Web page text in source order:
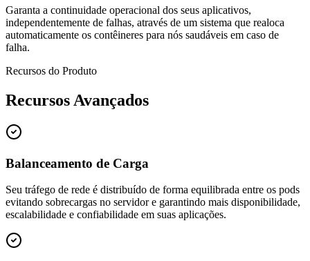
Garanta a continuidade operacional dos seus aplicativos,
independentemente de falhas, através de um sistema que realoca
automaticamente os contêineres para nós saudáveis em caso de
falha.
Recursos do Produto
Recursos Avançados
Balanceamento de Carga
Seu tráfego de rede é distribuído de forma equilibrada entre os pods
evitando sobrecargas no servidor e garantindo mais disponibilidade,
escalabilidade e confiabilidade em suas aplicações.